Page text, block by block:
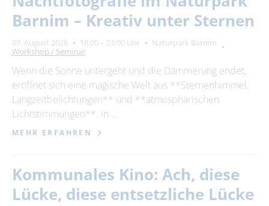
Barnim – Kreativ unter Sternen
07. August 2026 18:00 – 23:00 Uhr
Naturpark Barnim
Workshop / Seminar
Wenn die Sonne untergeht und die Dämmerung endet,
eröffnet sich eine magische Welt aus **Sternenhimmel,
Langzeitbelichtungen** und **atmosphärischen
Lichtstimmungen**. In …
MEHR ERFAHREN
Kommunales Kino: Ach, diese
Lücke, diese entsetzliche Lücke